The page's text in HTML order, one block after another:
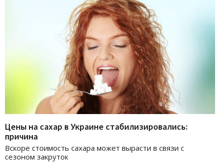
Цены на сахар в Украине стабилизировались:
причина
Вскоре стоимость сахара может вырасти в связи с
сезоном закруток